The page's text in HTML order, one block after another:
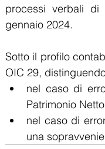
processi verbali di
gennaio 2024.
Sotto il profilo
OIC 29,
nel caso di
Patrimonio
nel caso di
una